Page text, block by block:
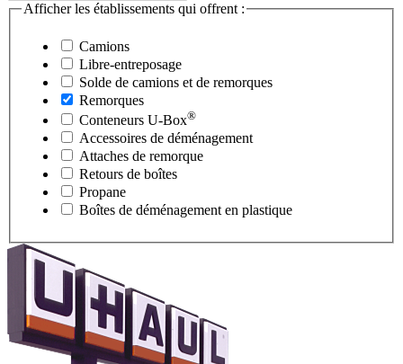
Afficher les établissements qui offrent :
Camions
Libre-entreposage
Solde de camions et de remorques
Remorques
Conteneurs U-Box®
Accessoires de déménagement
Attaches de remorque
Retours de boîtes
Propane
Boîtes de déménagement en plastique